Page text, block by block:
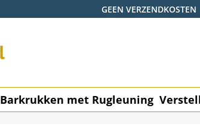
GEEN VERZENDKOSTEN
Barkrukken met Rugleuning